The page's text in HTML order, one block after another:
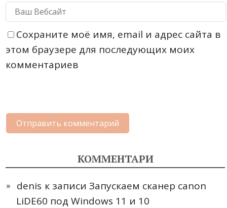
Сохраните моё имя, email и адрес сайта в
этом браузере для последующих моих
комментариев
КОММЕНТАРИ
denis к записи Запускаем сканер canon
LiDE60 под Windows 11 и 10